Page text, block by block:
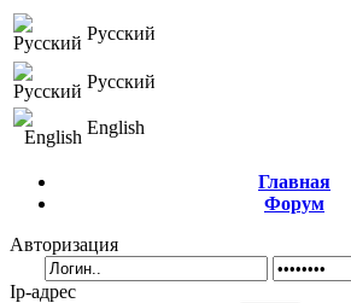
Русский
Русский
English
Главная
Форум
Авторизация
Ip-адрес